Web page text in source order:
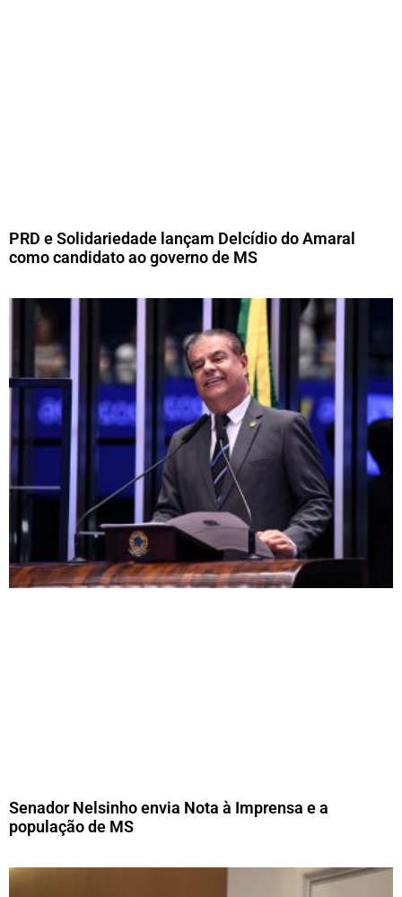
PRD e Solidariedade lançam Delcídio do Amaral
como candidato ao governo de MS
Senador Nelsinho envia Nota à Imprensa e a
população de MS